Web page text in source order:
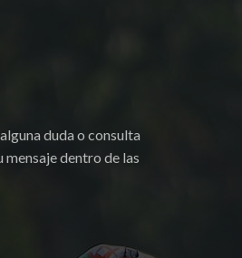
duda o consulta
dentro de las